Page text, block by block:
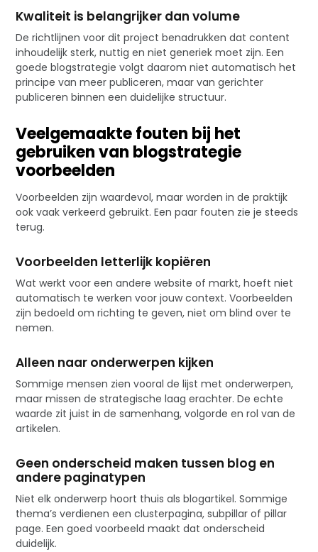
Kwaliteit is belangrijker dan volume
De richtlijnen voor dit project benadrukken dat content
inhoudelijk sterk, nuttig en niet generiek moet zijn. Een
goede blogstrategie volgt daarom niet automatisch het
principe van meer publiceren, maar van gerichter
publiceren binnen een duidelijke structuur.
Veelgemaakte fouten bij het
gebruiken van blogstrategie
voorbeelden
Voorbeelden zijn waardevol, maar worden in de praktijk
ook vaak verkeerd gebruikt. Een paar fouten zie je steeds
terug.
Voorbeelden letterlijk kopiëren
Wat werkt voor een andere website of markt, hoeft niet
automatisch te werken voor jouw context. Voorbeelden
zijn bedoeld om richting te geven, niet om blind over te
nemen.
Alleen naar onderwerpen kijken
Sommige mensen zien vooral de lijst met onderwerpen,
maar missen de strategische laag erachter. De echte
waarde zit juist in de samenhang, volgorde en rol van de
artikelen.
Geen onderscheid maken tussen blog en
andere paginatypen
Niet elk onderwerp hoort thuis als blogartikel. Sommige
thema’s verdienen een clusterpagina, subpillar of pillar
page. Een goed voorbeeld maakt dat onderscheid
duidelijk.